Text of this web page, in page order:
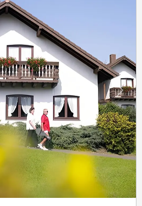
Next